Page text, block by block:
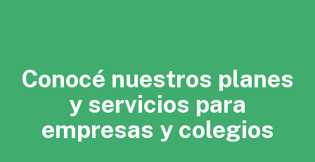
Conocé nuestros planes
y servicios para
empresas y colegios